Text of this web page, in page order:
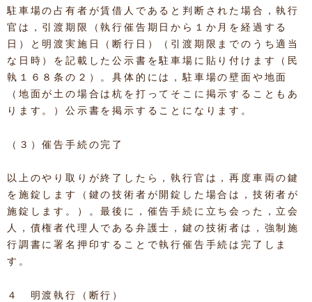
駐車場の占有者が賃借人であると判断された場合，執行
官は，引渡期限（執行催告期日から１か月を経過する
日）と明渡実施日（断行日）（引渡期限までのうち適当
な日時）を記載した公示書を駐車場に貼り付けます（民
執１６８条の２）。具体的には，駐車場の壁面や地面
（地面が土の場合は杭を打ってそこに掲示することもあ
ります。）公示書を掲示することになります。
（３）催告手続の完了
以上のやり取りが終了したら，執行官は，再度車両の鍵
を施錠します（鍵の技術者が開錠した場合は，技術者が
施錠します。）。最後に，催告手続に立ち会った，立会
人，債権者代理人である弁護士，鍵の技術者は，強制施
行調書に署名押印することで執行催告手続は完了しま
す。
４ 明渡執行（断行）